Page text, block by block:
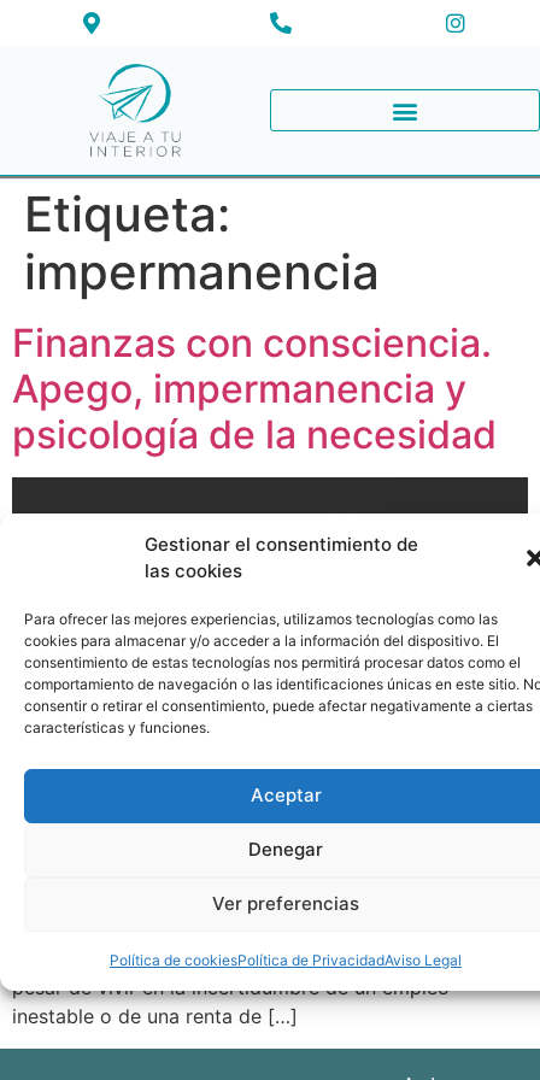
Gestionar el consentimiento de
las cookies
Para ofrecer las mejores experiencias, utilizamos tecnologías como las
cookies para almacenar y/o acceder a la información del dispositivo. El
consentimiento de estas tecnologías nos permitirá procesar datos como el
comportamiento de navegación o las identificaciones únicas en este sitio.
consentir o retirar el consentimiento, puede afectar negativamente a ciertas
características y funciones.
Aceptar
Denegar
Ver preferencias
Política de cookiesPolítica de PrivacidadAviso Legal
Etiqueta:
impermanencia
Finanzas con consciencia.
Apego, impermanencia y
psicología de la necesidad
«Por nuestra codicia lo mucho es poco; por nuestra
Vivimos en una sociedad de aparente abundancia.
acumulan muchas cosas que realmente no necesitan, a
pesar de vivir en la incertidumbre de un empleo
inestable o de una renta de […]